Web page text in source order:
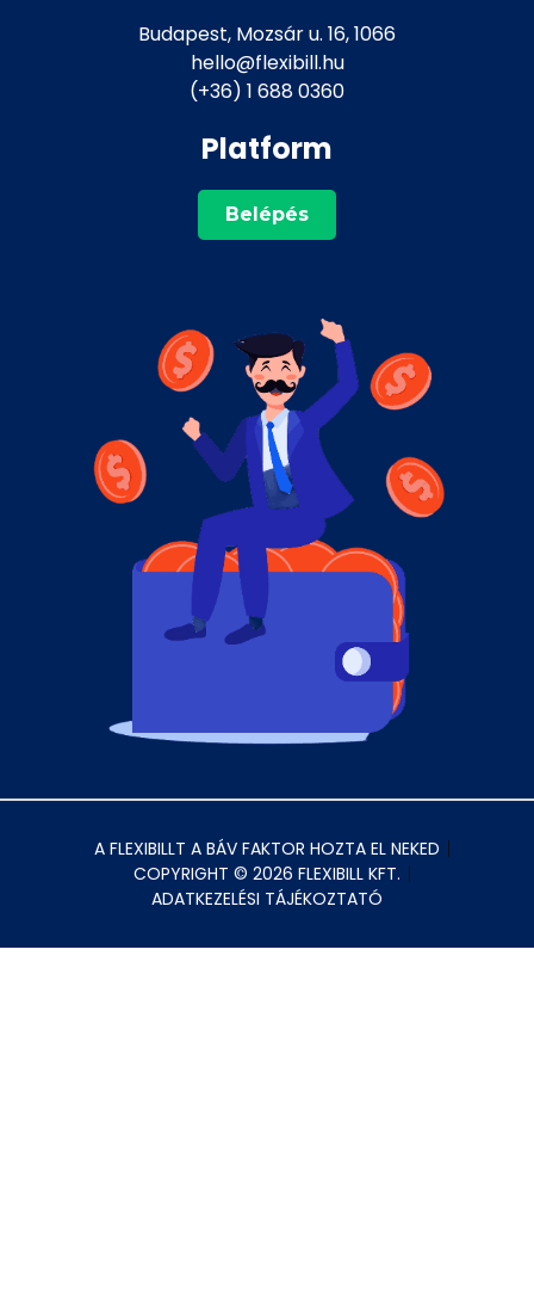
Budapest, Mozsár u. 16, 1066
hello@flexibill.hu
(+36) 1 688 0360
Platform
Belépés
A FLEXIBILLT A BÁV FAKTOR HOZTA EL NEKED
COPYRIGHT © 2026 FLEXIBILL KFT.
ADATKEZELÉSI TÁJÉKOZTATÓ